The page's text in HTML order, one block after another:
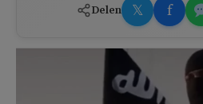
Delen 𝕏 f